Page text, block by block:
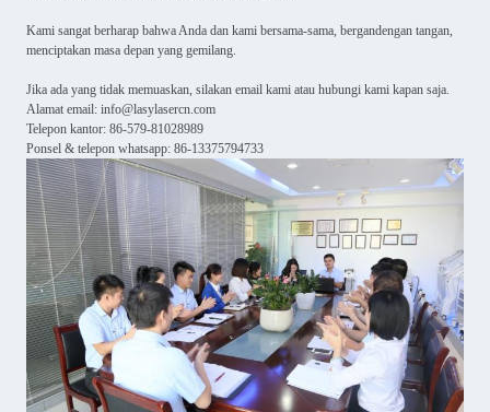
Kami sangat berharap bahwa Anda dan kami bersama-sama, bergandengan tangan,
menciptakan masa depan yang gemilang.
Jika ada yang tidak memuaskan, silakan email kami atau hubungi kami kapan saja.
Alamat email: info@lasylasercn.com
Telepon kantor: 86-579-81028989
Ponsel & telepon whatsapp: 86-13375794733